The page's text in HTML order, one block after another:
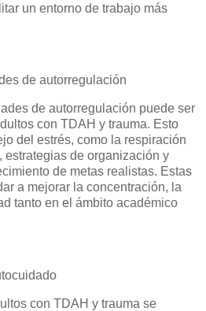
un entorno de trabajo más
de autorregulación
de autorregulación puede ser
con TDAH y trauma. Esto
del estrés, como la respiración
estrategias de organización y
de metas realistas. Estas
a mejorar la concentración, la
tanto en el ámbito académico
con TDAH y trauma se